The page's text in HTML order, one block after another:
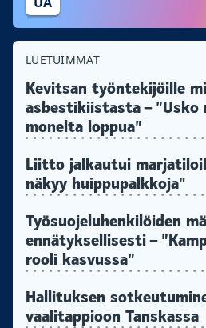
LUETUIMMAT
Kevitsan työntekijöille
asbestikiistasta – ”Usko
monelta loppua”
Liitto jalkautui
näkyy huippupalkkoja"
Työsuojeluhenkilöiden
ennätyksellisesti –
rooli kasvussa”
Hallituksen
vaalitappioon Tanskassa